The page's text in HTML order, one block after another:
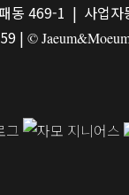
동 469-1 | 사업
| ©